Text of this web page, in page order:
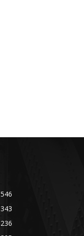
546
343
236